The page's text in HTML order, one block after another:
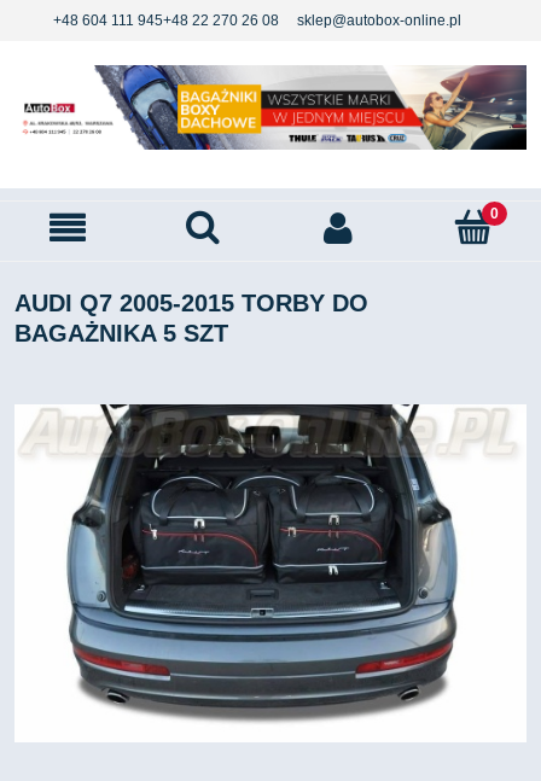
+48 604 111 945+48 22 270 26 08 sklep@autobox-online.pl
AUDI Q7 2005-2015 TORBY DO
BAGAŻNIKA 5 SZT